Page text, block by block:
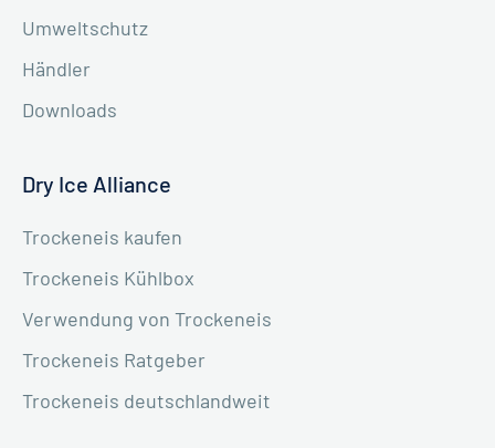
Umweltschutz
Händler
Downloads
Dry Ice Alliance
Trockeneis kaufen
Trockeneis Kühlbox
Verwendung von Trockeneis
Trockeneis Ratgeber
Trockeneis deutschlandweit